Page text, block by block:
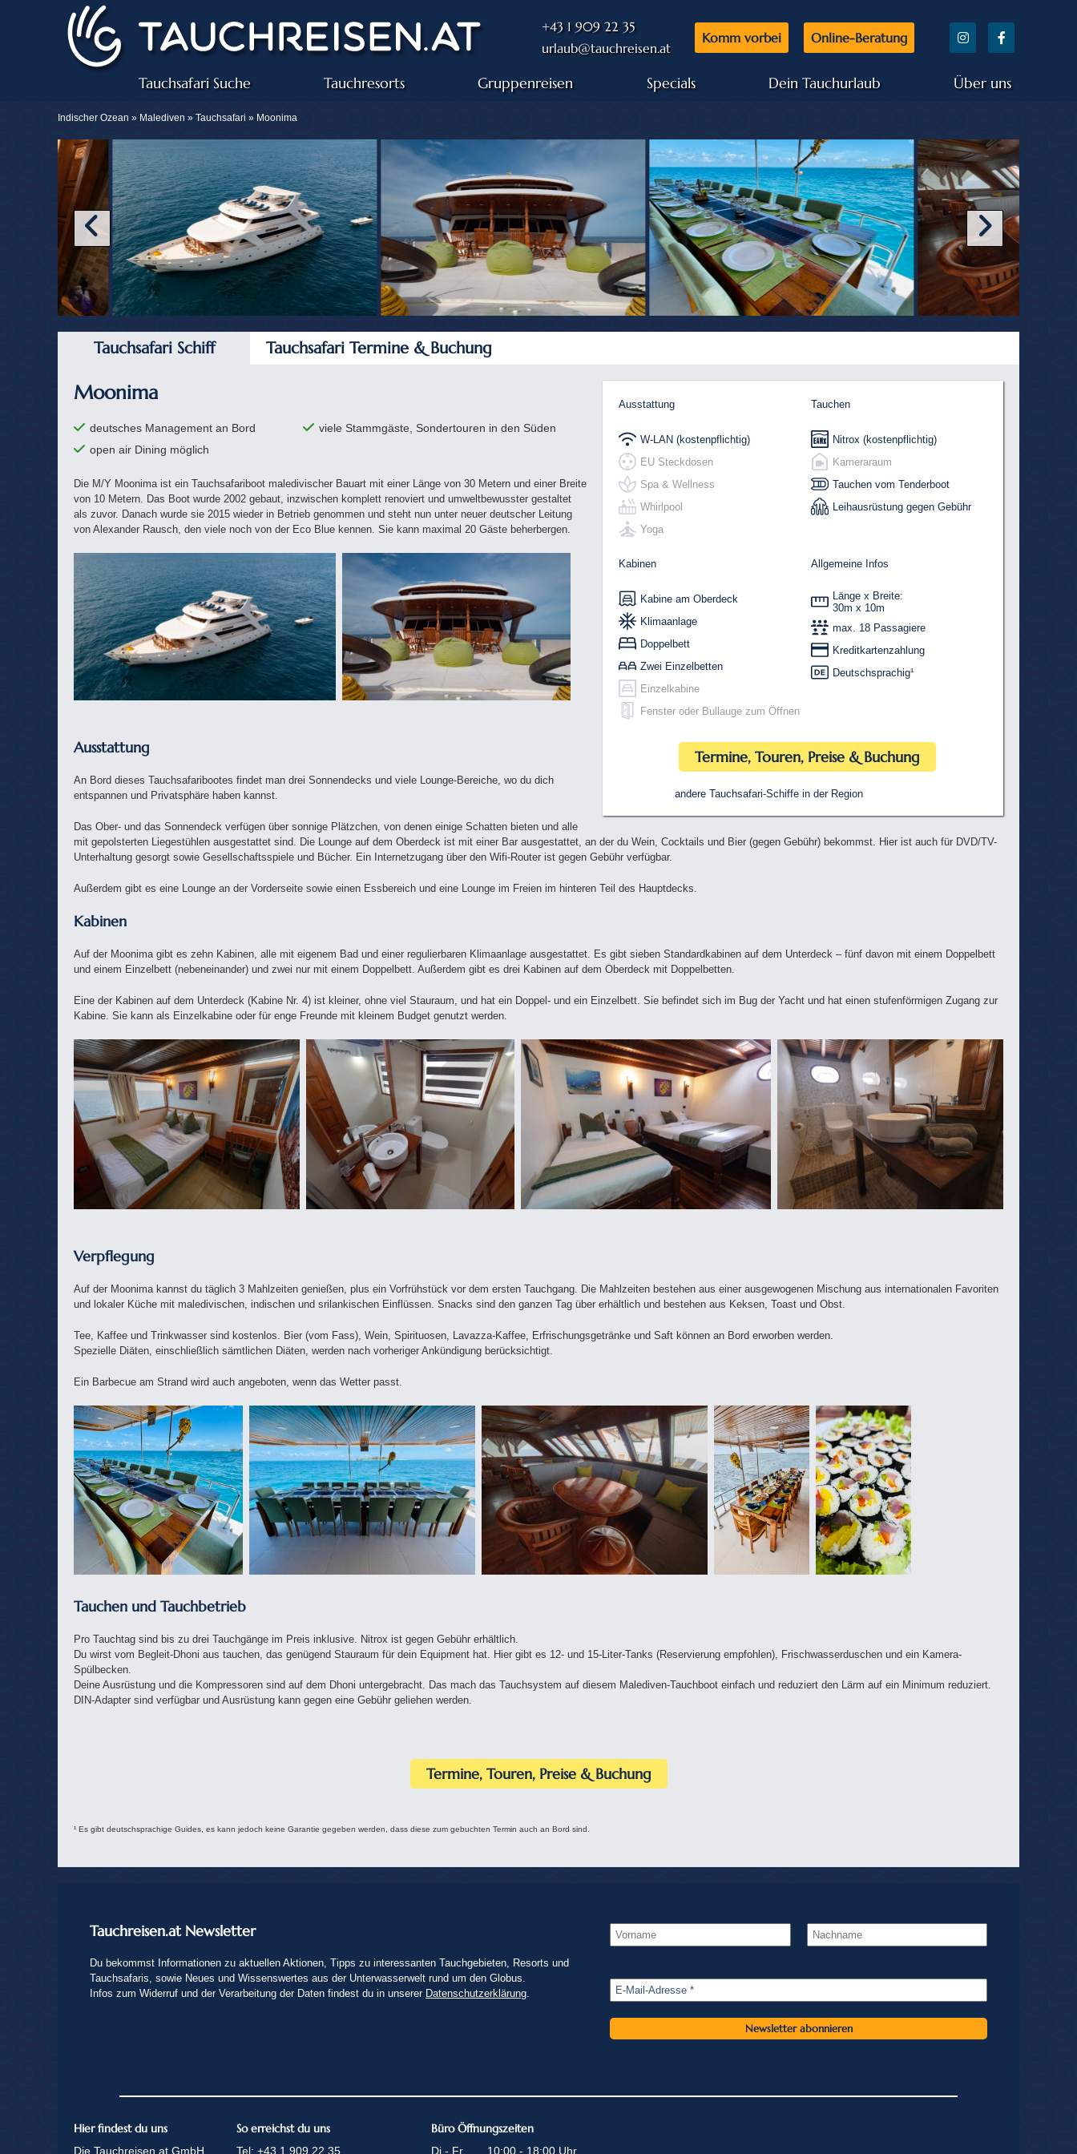
+43 1 909 22 35
urlaub@tauchreisen.at
Komm vorbei Online-Beratung
Tauchsafari Suche Tauchresorts Gruppenreisen Specials Dein Tauchurlaub Über uns
Indischer Ozean » Malediven » Tauchsafari » Moonima
Tauchsafari Schiff Tauchsafari Termine & Buchung
Ausstattung
W-LAN (kostenpflichtig)
EU Steckdosen
Spa & Wellness
Whirlpool
Yoga
Tauchen
Nitrox (kostenpflichtig)
Kameraraum
Tauchen vom Tenderboot
Leihausrüstung gegen Gebühr
Kabinen
Kabine am Oberdeck
Klimaanlage
Doppelbett
Zwei Einzelbetten
Einzelkabine
Fenster oder Bullauge zum Öffnen
Allgemeine Infos
Länge x Breite:
30m x 10m
max. 18 Passagiere
Kreditkartenzahlung
Deutschsprachig¹
Termine, Touren, Preise & Buchung
andere Tauchsafari-Schiffe in der Region
Moonima
deutsches Management an Bord
viele Stammgäste, Sondertouren in den Süden
open air Dining möglich
Die M/Y Moonima ist ein Tauchsafariboot maledivischer Bauart mit einer Länge von 30 Metern und einer Breite
von 10 Metern. Das Boot wurde 2002 gebaut, inzwischen komplett renoviert und umweltbewusster gestaltet
als zuvor. Danach wurde sie 2015 wieder in Betrieb genommen und steht nun unter neuer deutscher Leitung
von Alexander Rausch, den viele noch von der Eco Blue kennen. Sie kann maximal 20 Gäste beherbergen.
Ausstattung
An Bord dieses Tauchsafaribootes findet man drei Sonnendecks und viele Lounge-Bereiche, wo du dich
entspannen und Privatsphäre haben kannst.
Das Ober- und das Sonnendeck verfügen über sonnige Plätzchen, von denen einige Schatten bieten und alle
mit gepolsterten Liegestühlen ausgestattet sind. Die Lounge auf dem Oberdeck ist mit einer Bar ausgestattet, an der du Wein, Cocktails und Bier (gegen Gebühr) bekommst. Hier ist auch für DVD/TV-
Unterhaltung gesorgt sowie Gesellschaftsspiele und Bücher. Ein Internetzugang über den Wifi-Router ist gegen Gebühr verfügbar.
Außerdem gibt es eine Lounge an der Vorderseite sowie einen Essbereich und eine Lounge im Freien im hinteren Teil des Hauptdecks.
Kabinen
Auf der Moonima gibt es zehn Kabinen, alle mit eigenem Bad und einer regulierbaren Klimaanlage ausgestattet. Es gibt sieben Standardkabinen auf dem Unterdeck – fünf davon mit einem Doppelbett
und einem Einzelbett (nebeneinander) und zwei nur mit einem Doppelbett. Außerdem gibt es drei Kabinen auf dem Oberdeck mit Doppelbetten.
Eine der Kabinen auf dem Unterdeck (Kabine Nr. 4) ist kleiner, ohne viel Stauraum, und hat ein Doppel- und ein Einzelbett. Sie befindet sich im Bug der Yacht und hat einen stufenförmigen Zugang zur
Kabine. Sie kann als Einzelkabine oder für enge Freunde mit kleinem Budget genutzt werden.
Verpflegung
Auf der Moonima kannst du täglich 3 Mahlzeiten genießen, plus ein Vorfrühstück vor dem ersten Tauchgang. Die Mahlzeiten bestehen aus einer ausgewogenen Mischung aus internationalen Favoriten
und lokaler Küche mit maledivischen, indischen und srilankischen Einflüssen. Snacks sind den ganzen Tag über erhältlich und bestehen aus Keksen, Toast und Obst.
Tee, Kaffee und Trinkwasser sind kostenlos. Bier (vom Fass), Wein, Spirituosen, Lavazza-Kaffee, Erfrischungsgetränke und Saft können an Bord erworben werden.
Spezielle Diäten, einschließlich sämtlichen Diäten, werden nach vorheriger Ankündigung berücksichtigt.
Ein Barbecue am Strand wird auch angeboten, wenn das Wetter passt.
Tauchen und Tauchbetrieb
Pro Tauchtag sind bis zu drei Tauchgänge im Preis inklusive. Nitrox ist gegen Gebühr erhältlich.
Du wirst vom Begleit-Dhoni aus tauchen, das genügend Stauraum für dein Equipment hat. Hier gibt es 12- und 15-Liter-Tanks (Reservierung empfohlen), Frischwasserduschen und ein Kamera-
Spülbecken.
Deine Ausrüstung und die Kompressoren sind auf dem Dhoni untergebracht. Das mach das Tauchsystem auf diesem Malediven-Tauchboot einfach und reduziert den Lärm auf ein Minimum reduziert.
DIN-Adapter sind verfügbar und Ausrüstung kann gegen eine Gebühr geliehen werden.
Termine, Touren, Preise & Buchung
¹ Es gibt deutschsprachige Guides, es kann jedoch keine Garantie gegeben werden, dass diese zum gebuchten Termin auch an Bord sind.
Tauchreisen.at Newsletter
Du bekommst Informationen zu aktuellen Aktionen, Tipps zu interessanten Tauchgebieten, Resorts und
Tauchsafaris, sowie Neues und Wissenswertes aus der Unterwasserwelt rund um den Globus.
Infos zum Widerruf und der Verarbeitung der Daten findest du in unserer Datenschutzerklärung.
Hier findest du uns
Die Tauchreisen.at GmbH
So erreichst du uns
Tel: +43 1 909 22 35
Büro Öffnungszeiten
Di - Fr 10:00 - 18:00 Uhr